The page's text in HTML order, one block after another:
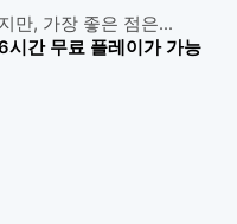
만, 가장 좋은 점은…
간 무료 플레이가 가능